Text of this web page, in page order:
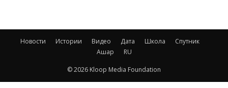
Новости Истории Видео Дата Школа
Спутник
Ашар
RU
© 2026 Kloop Media Foundation